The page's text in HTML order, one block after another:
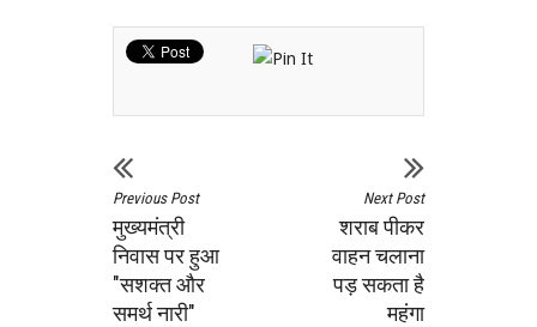
Previous Post
मुख्यमंत्री
निवास पर हुआ
"सशक्त और
समर्थ नारी"
Next Post
शराब पीकर
वाहन चलाना
पड़ सकता है
महंगा